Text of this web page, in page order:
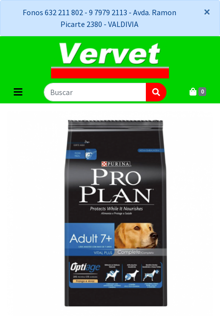
Fonos 632 211 802 - 9 7979 2113 - Avda. Ramon
Picarte 2380 - VALDIVIA
×
×
0